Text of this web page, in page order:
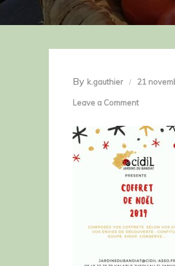
By k.gauthier 21
Leave a Commenton
NOEL
2019